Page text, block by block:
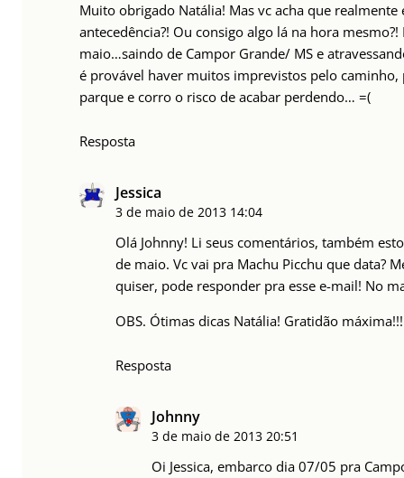
Muito obrigado Natália! Mas vc acha que
antecedência?! Ou consigo algo lá na hora
maio…saindo de Campor Grande/ MS e
é provável haver muitos imprevistos pelo
parque e corro o risco de acabar perdendo… =(
Resposta
Jessica
3 de maio de 2013 14:04
Olá Johnny! Li seus comentários, também
de maio. Vc vai pra Machu Picchu que data?
quiser, pode responder pra esse e-mail! No
OBS. Ótimas dicas Natália! Gratidão máxima!!!
Resposta
Johnny
3 de maio de 2013 20:51
Oi Jessica, embarco dia 07/05 pra